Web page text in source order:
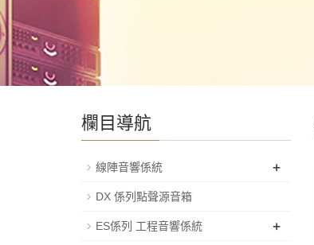
欄目導航
線陣音響係統 +
DX 係列點聲源音箱
ES係列 工程音響係統 +